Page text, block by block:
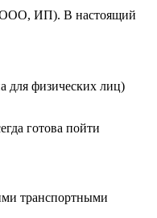
(ООО, ИП). В настоящий
для физических лиц)
готова пойти
транспортными